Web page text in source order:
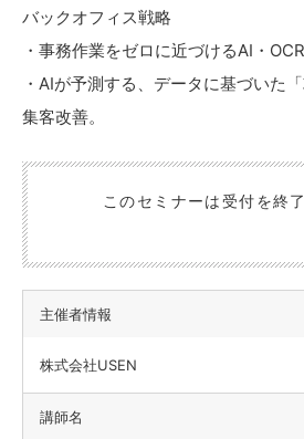
バックオフィス戦略
・事務作業をゼロに近づけるAI・OCR
・AIが予測する、データに基づいた
集客改善。
このセミナーは受付を終
主催者情報
株式会社USEN
講師名